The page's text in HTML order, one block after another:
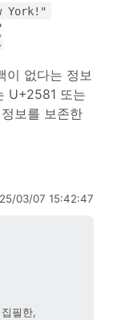
York!"
이 없다는 정보
U+2581 또는
보를 보존한
03/07 15:42:47
필한,